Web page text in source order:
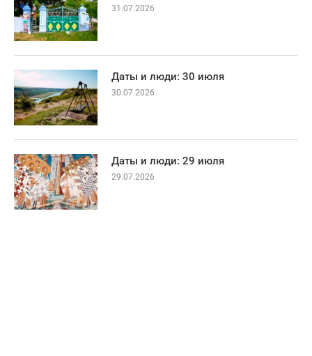
31.07.2026
Даты и люди: 30 июля
30.07.2026
Даты и люди: 29 июля
29.07.2026